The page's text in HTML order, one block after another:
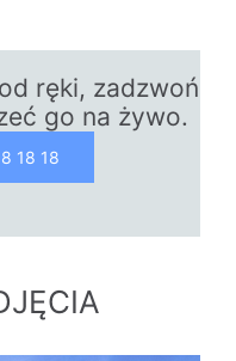
ręki, zadzwoń
go na żywo.
18 18